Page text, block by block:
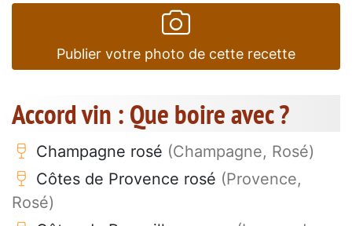
Publier votre photo de cette recette
Accord vin : Que boire avec ?
Champagne rosé (Champagne, Rosé)
Côtes de Provence rosé (Provence,
Rosé)